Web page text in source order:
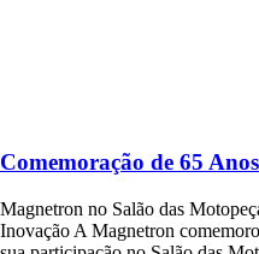
Comemoração de 65
Magnetron no Salão das
Inovação A Magnetron